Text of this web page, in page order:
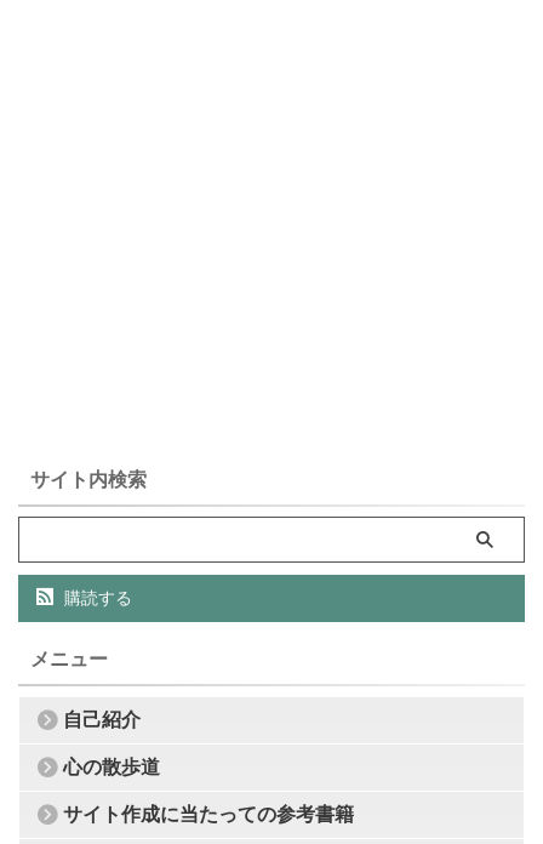
サイト内検索
購読する
メニュー
自己紹介
心の散歩道
サイト作成に当たっての参考書籍